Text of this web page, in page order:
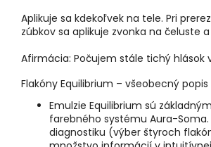
Aplikuje sa kdekoľvek na tele. Pri
zúbkov sa aplikuje zvonka na čeluste a
Afirmácia: Počujem stále tichý hlások
Flakóny Equilibrium – všeobecný
Emulzie Equilibrium sú
farebného systému Aura-Soma.
diagnostiku (výber štyroch